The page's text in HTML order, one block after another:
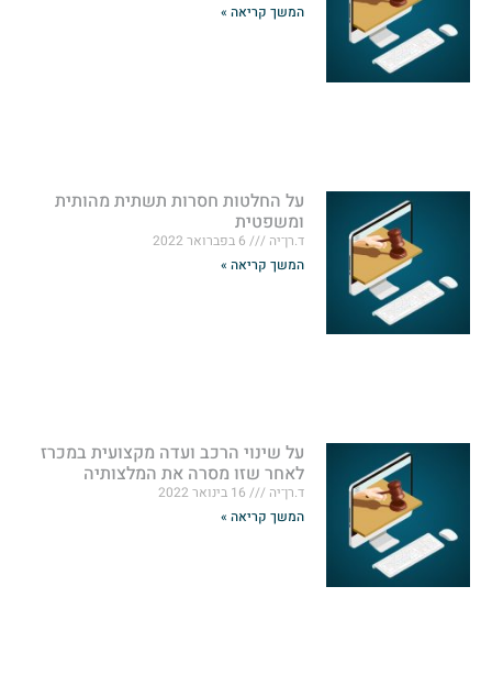
המשך קריאה »
על החלטות חסרות תשתית מהותית
ומשפטית
ד.רן־יה
6 בפברואר 2022
המשך קריאה »
על שינוי הרכב ועדה מקצועית במכרז
לאחר שזו מסרה את המלצותיה
ד.רן־יה
16 בינואר 2022
המשך קריאה »